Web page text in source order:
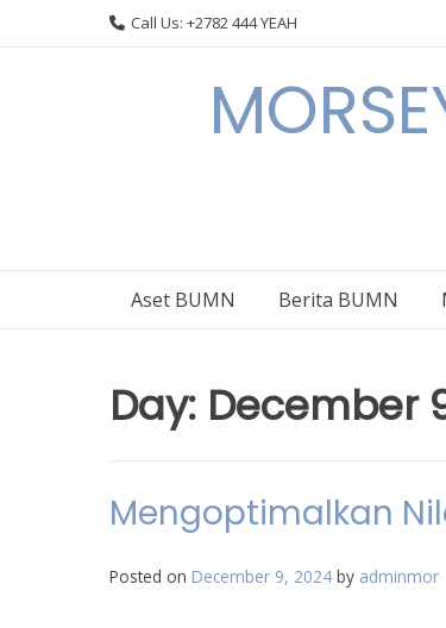
Call Us: +2782 444 YEAH
Aset BUMN Berita BUMN
Day: December
Mengoptimalkan
Posted on December 9, 2024 by adminmor